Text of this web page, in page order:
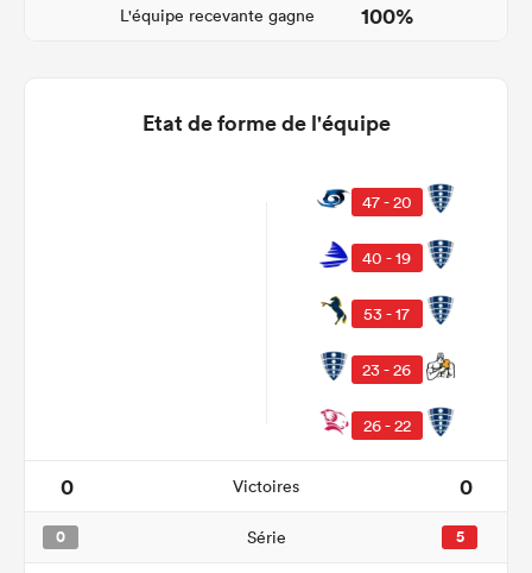
L'équipe recevante gagne 100%
Etat de forme de l'équipe
47 - 20
40 - 19
53 - 17
23 - 26
26 - 22
0 Victoires 0
0 Série 5